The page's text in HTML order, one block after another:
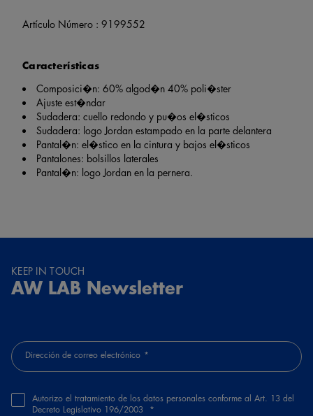
Artículo Número : 9199552
Características
Composici�n: 60% algod�n 40% poli�ster
Ajuste est�ndar
Sudadera: cuello redondo y pu�os el�sticos
Sudadera: logo Jordan estampado en la parte delantera
Pantal�n: el�stico en la cintura y bajos el�sticos
Pantalones: bolsillos laterales
Pantal�n: logo Jordan en la pernera.
KEEP IN TOUCH
AW LAB Newsletter
Dirección de correo electrónico
Autorizo el tratamiento de los datos personales conforme al Art. 13 del
Decreto Legislativo 196/2003